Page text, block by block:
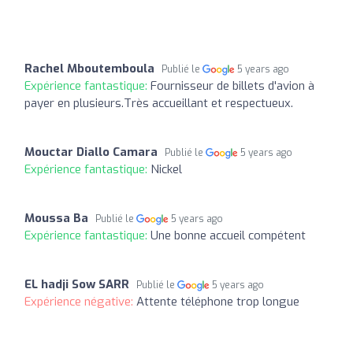
Rachel Mboutemboula Publié le 5 years ago
Expérience fantastique: Fournisseur de billets d'avion à
payer en plusieurs.Très accueillant et respectueux.
Mouctar Diallo Camara Publié le 5 years ago
Expérience fantastique: Nickel
Moussa Ba Publié le 5 years ago
Expérience fantastique: Une bonne accueil compétent
EL hadji Sow SARR Publié le 5 years ago
Expérience négative: Attente téléphone trop longue